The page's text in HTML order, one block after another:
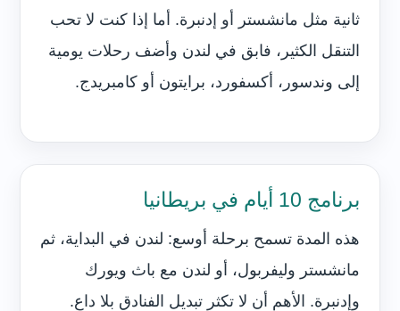
ثانية مثل مانشستر أو إدنبرة. أما إذا كنت لا تحب
التنقل الكثير، فابق في لندن وأضف رحلات يومية
إلى وندسور، أكسفورد، برايتون أو كامبريدج.
برنامج 10 أيام في بريطانيا
هذه المدة تسمح برحلة أوسع: لندن في البداية، ثم
مانشستر وليفربول، أو لندن مع باث ويورك
وإدنبرة. الأهم أن لا تكثر تبديل الفنادق بلا داعٍ.